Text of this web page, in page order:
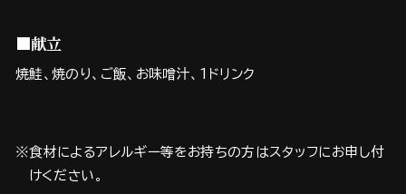
■献立
焼鮭、焼のり、ご飯、お味噌汁、1ドリンク
※食材によるアレルギー等をお持ちの方はスタッフにお申し付
けください。